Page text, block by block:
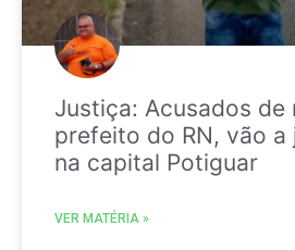
Justiça: Acusados de
prefeito do RN, vão a
na capital Potiguar
VER MATÉRIA »